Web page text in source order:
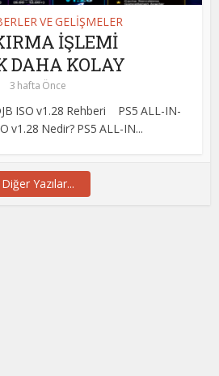
VE GELİŞMELER
İŞLEMİ
DAHA KOLAY
3 hafta Önce
ISO v1.28 Rehberi PS5 ALL-IN-
v1.28 Nedir? PS5 ALL-IN...
Diğer Yazılar...